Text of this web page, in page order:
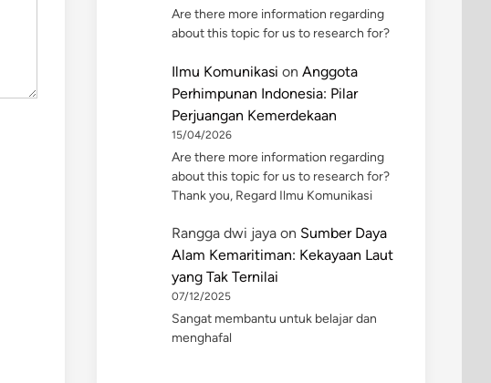
Are there more information regarding
about this topic for us to research for?
Ilmu Komunikasi on Anggota
Perhimpunan Indonesia: Pilar
Perjuangan Kemerdekaan
15/04/2026
Are there more information regarding
about this topic for us to research for?
Thank you, Regard Ilmu Komunikasi
Rangga dwi jaya on Sumber Daya
Alam Kemaritiman: Kekayaan Laut
yang Tak Ternilai
07/12/2025
Sangat membantu untuk belajar dan
menghafal